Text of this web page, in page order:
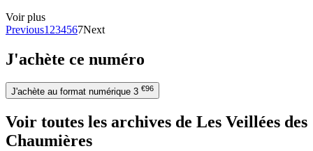
Voir plus
Previous1 234567Next
J'achète ce numéro
J'achète au format numérique 3 €96
Voir toutes les archives de Les Veillées des
Chaumières